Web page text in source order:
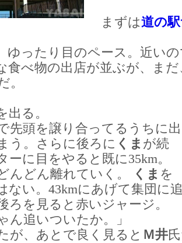
まずは道の
ゆったり目のペース。近い
食べ物の出店が並ぶが、ま
。
出る。
先頭を譲り合ってるうちに出
う。さらに後ろに くま が続
ーに目をやると既に35km。
んどん離れていく。
くま を
ない。43kmにあげて集団に
ろを見ると赤いジャージ。
ん追いついたか。」
が、あとで良く見ると Ｍ井